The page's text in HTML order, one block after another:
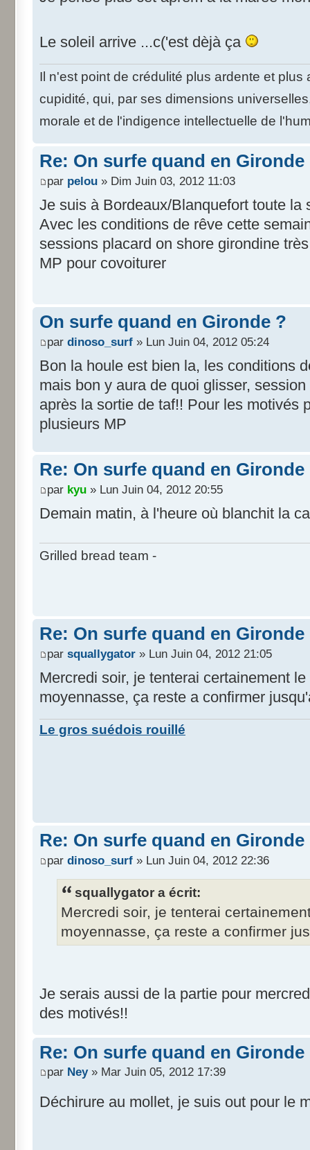
Le soleil arrive ...c('est dèjà ça
Il n'est point de crédulité plus ardente et
cupidité, qui, par ses dimensions
morale et de l'indigence intellectuelle de
Re: On surfe quand en Gironde
par pelou » Dim Juin 03, 2012 11:03
Je suis à Bordeaux/Blanquefort toute la
Avec les conditions de rêve cette
sessions placard on shore girondine
MP pour covoiturer
On surfe quand en Gironde ?
par dinoso_surf » Lun Juin 04, 2012 05:24
Bon la houle est bien la, les conditions
mais bon y aura de quoi glisser,
après la sortie de taf!! Pour les motivés
plusieurs MP
Re: On surfe quand en Gironde
par kyu » Lun Juin 04, 2012 20:55
Demain matin, à l'heure où blanchit la
Grilled bread team -
Re: On surfe quand en Gironde
par squallygator » Lun Juin 04, 2012 21:05
Mercredi soir, je tenterai certainement
moyennasse, ça reste a confirmer
Le gros suédois rouillé
Re: On surfe quand en Gironde
par dinoso_surf » Lun Juin 04, 2012 22:36
squallygator a écrit:
Mercredi soir, je tenterai
moyennasse, ça reste a confirmer
Je serais aussi de la partie pour
des motivés!!
Re: On surfe quand en Gironde
par Ney» Mar Juin 05, 2012 17:39
Déchirure au mollet, je suis out pour le